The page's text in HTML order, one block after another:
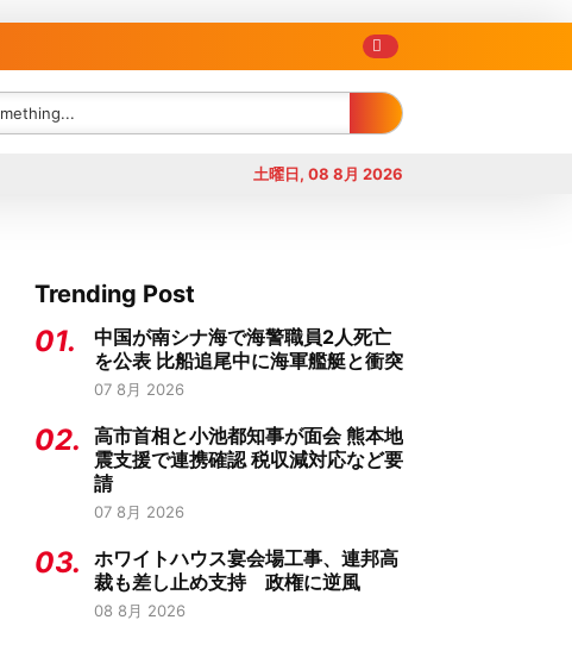
土曜日, 08 8月 2026
Trending Post
01.
中国が南シナ海で海警職員2人死亡
を公表 比船追尾中に海軍艦艇と衝突
07 8月 2026
02.
高市首相と小池都知事が面会 熊本地
震支援で連携確認 税収減対応など要
請
07 8月 2026
03.
ホワイトハウス宴会場工事、連邦高
裁も差し止め支持 政権に逆風
08 8月 2026